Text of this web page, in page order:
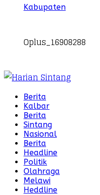
Kabupaten
Oplus_16908288
Berita
Kalbar
Berita
Sintang
Nasional
Berita
Headline
Politik
Olahraga
Melawi
Heddline